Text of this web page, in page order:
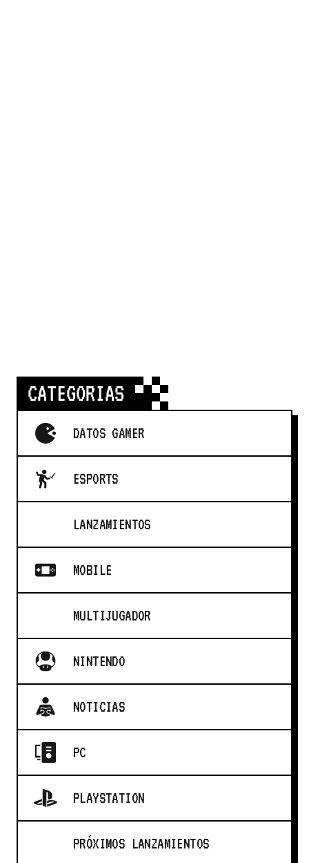
CATEGORIAS
DATOS GAMER
ESPORTS
LANZAMIENTOS
MOBILE
MULTIJUGADOR
NINTENDO
NOTICIAS
PC
PLAYSTATION
PRÓXIMOS LANZAMIENTOS